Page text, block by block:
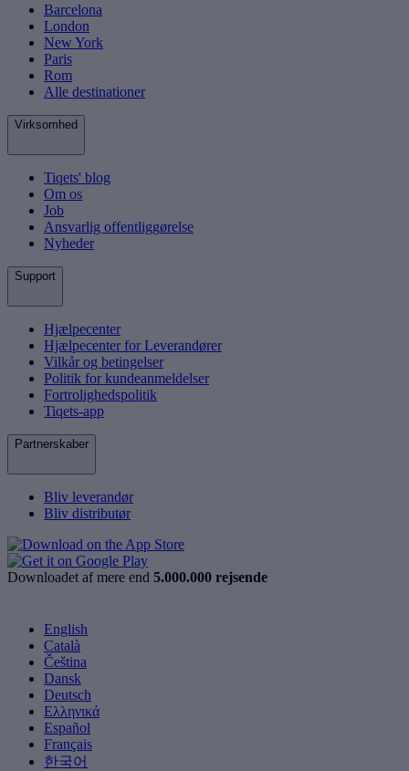
Barcelona
London
New York
Paris
Rom
Alle destinationer
Virksomhed
Tiqets' blog
Om os
Job
Ansvarlig offentliggørelse
Nyheder
Support
Hjælpecenter
Hjælpecenter for Leverandører
Vilkår og betingelser
Politik for kundeanmeldelser
Fortrolighedspolitik
Tiqets-app
Partnerskaber
Bliv leverandør
Bliv distributør
Downloadet af mere end 5.000.000 rejsende
English
Català
Čeština
Dansk
Deutsch
Ελληνικά
Español
Français
한국어